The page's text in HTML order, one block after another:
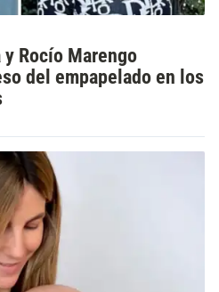
Rocío Marengo
del empapelado en los